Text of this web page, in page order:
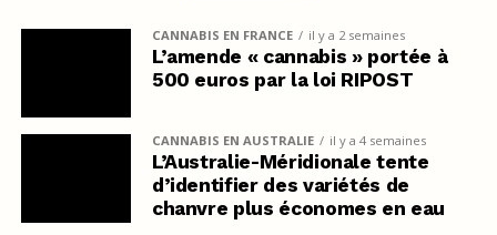
CANNABIS EN FRANCE il y a 2 semaines
L’amende « cannabis » portée à
500 euros par la loi RIPOST
CANNABIS EN AUSTRALIE il y a 4 semaines
L’Australie-Méridionale tente
d’identifier des variétés de
chanvre plus économes en eau